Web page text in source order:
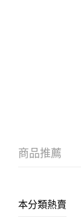
商品推薦
本分類熱賣